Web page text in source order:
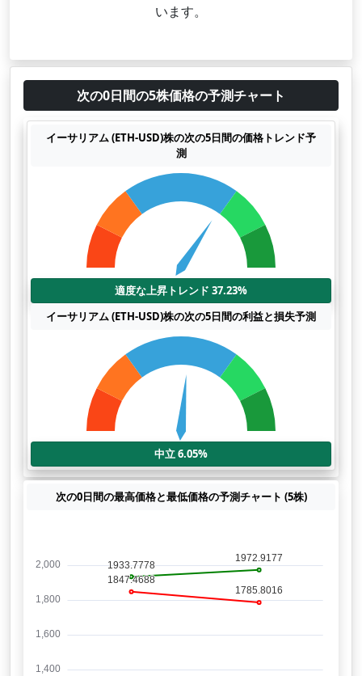
います。
次の0日間の5株価格の予測チャート
イーサリアム (ETH-USD)株の次の5日間の価格トレンド予
測
適度な上昇トレンド 37.23%
イーサリアム (ETH-USD)株の次の5日間の利益と損失予測
中立 6.05%
次の0日間の最高価格と最低価格の予測チャート (5株)